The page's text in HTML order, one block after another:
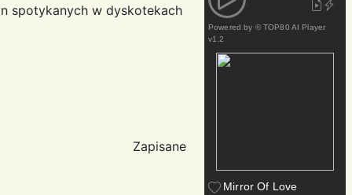
spotykanych w dyskotekach
Zapisane
Powered by © TOP80 AI Player
v1.2
Mirror Of Love